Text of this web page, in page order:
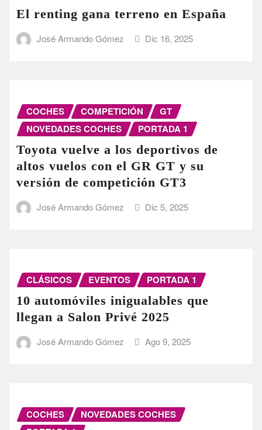
El renting gana terreno en España
José Armando Gómez Dic 16, 2025
COCHES COMPETICIÓN
GT
NOVEDADES COCHES
PORTADA 1
Toyota vuelve a los deportivos de
altos vuelos con el GR GT y su
versión de competición GT3
José Armando Gómez Dic 5, 2025
CLÁSICOS EVENTOS PORTADA 1
10 automóviles inigualables que
llegan a Salon Privé 2025
José Armando Gómez Ago 9, 2025
COCHES
NOVEDADES COCHES